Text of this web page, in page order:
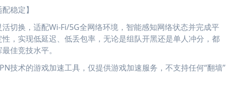
稳定】
换，适配Wi-Fi/5G全网络环境，智能感知网络状态并完成平
，实现低延迟、低丢包率，无论是组队开黑还是单人冲分，都
佳竞技水平。
术的游戏加速工具，仅提供游戏加速服务，不支持任何“翻墙”